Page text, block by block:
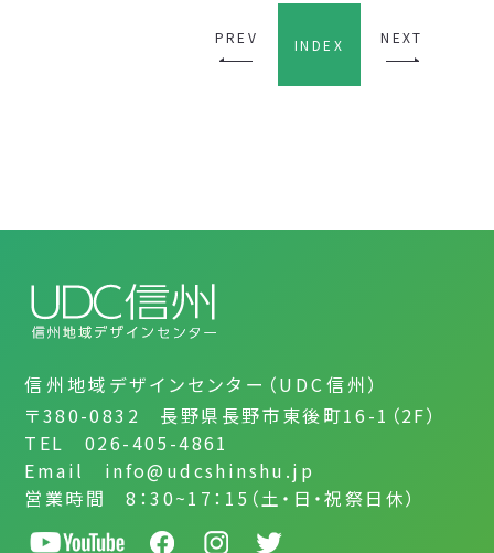
PREV INDEX NEXT
信州地域デザインセンター（UDC信州）
〒380-0832 長野県長野市東後町16-1（2F）
TEL 026-405-4861
Email info@udcshinshu.jp
営業時間 8：30~17：15（土・日・祝祭日休）